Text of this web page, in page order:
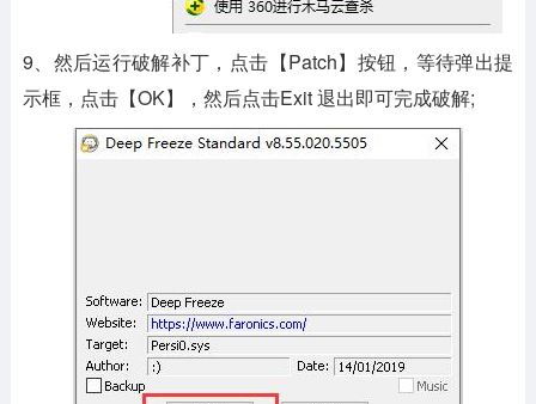
9、然后运行破解补丁，点击【Patch】按钮，等待弹出提
示框，点击【OK】，然后点击Exit 退出即可完成破解;